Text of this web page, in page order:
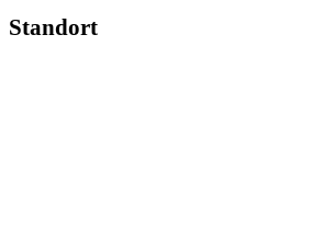
Standort